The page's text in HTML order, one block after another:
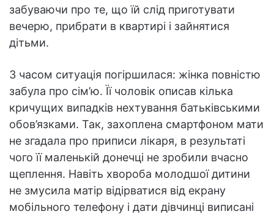
забуваючи про те, що їй слід приготувати
вечерю, прибрати в квартирі і зайнятися
дітьми.
З часом ситуація погіршилася: жінка повністю
забула про сім’ю. Її чоловік описав кілька
кричущих випадків нехтування батьківськими
обов’язками. Так, захоплена смартфоном мати
не згадала про приписи лікаря, в результаті
чого її маленькій донечці не зробили вчасно
щеплення. Навіть хвороба молодшої дитини
не змусила матір відірватися від екрану
мобільного телефону і дати дівчинці виписані